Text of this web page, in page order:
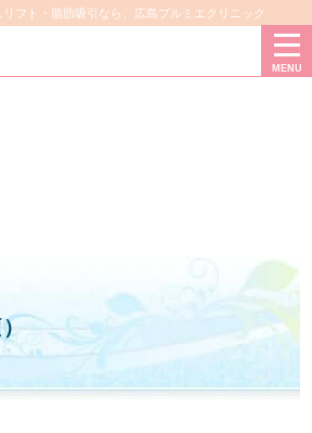
フト・脂肪吸引なら、広島プルミエクリニック
MENU